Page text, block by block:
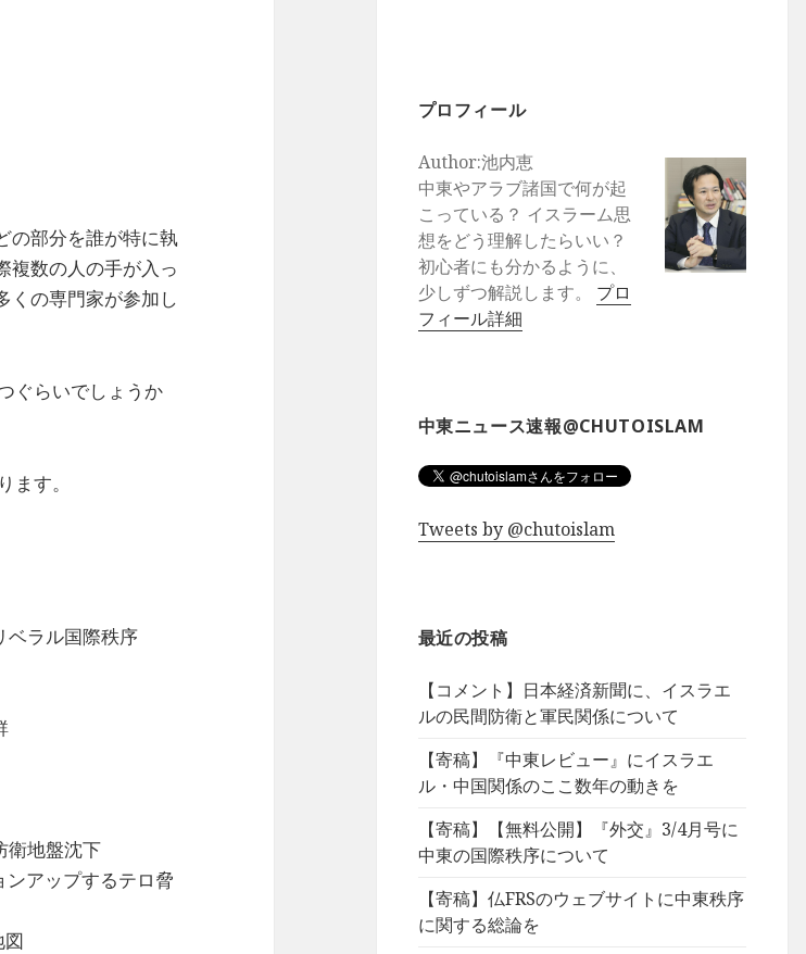
プロフィール
Author:池内恵
中東やアラブ諸国で何が起
こっている？ イスラーム思
想をどう理解したらいい？
初心者にも分かるように、
少しずつ解説します。 プロ
フィール詳細
中東ニュース速報@CHUTOISLAM
Tweets by @chutoislam
最近の投稿
【コメント】日本経済新聞に、イスラエ
ルの民間防衛と軍民関係について
【寄稿】『中東レビュー』にイスラエ
ル・中国関係のここ数年の動きを
【寄稿】【無料公開】『外交』3/4月号に
中東の国際秩序について
【寄稿】仏FRSのウェブサイトに中東秩序
に関する総論を
の部分を誰が特に執
複数の人の手が入っ
くの専門家が参加し
ぐらいでしょうか
す。
ベラル国際秩序
衛地盤沈下
アップするテロ脅
図